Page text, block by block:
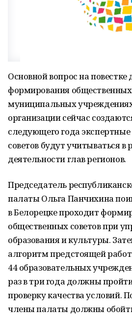
Основной вопрос на повестке
формирования общественных
муниципальных
организации сейчас
следующего года
советов будут учитываться в
деятельности глав регионов.
Председатель
палаты Ольга Панчихина
в Белорецке проходит
общественных советов при
образования и культуры.
алгоритм предстоящей
44 образовательных
раз в три года должны
проверку качества условий.
члены палаты должны